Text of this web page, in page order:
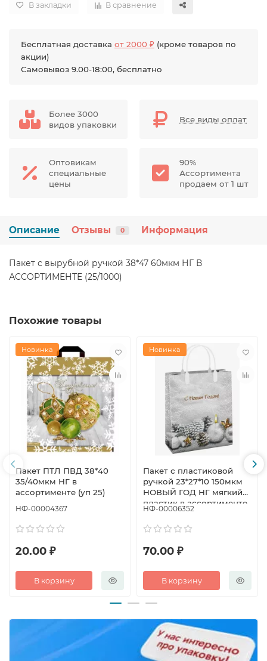
В закладки В сравнение
Бесплатная доставка от 2000 ₽ (кроме товаров по
акции)
Самовывоз 9.00-18:00, бесплатно
Более 3000
видов упаковки
Все виды оплат
Оптовикам
специальные
цены
90%
Ассортимента
продаем от 1 шт
Описание Отзывы 0 Информация
Пакет с вырубной ручкой 38*47 60мкм НГ В
АССОРТИМЕНТЕ (25/1000)
Похожие товары
Новинка
Пакет ПТЛ ПВД 38*40
35/40мкм НГ в
ассортименте (уп 25)
НФ-00004367
20.00 ₽
В корзину
Новинка
Пакет с пластиковой
ручкой 23*27*10 150мкм
НОВЫЙ ГОД НГ мягкий
пластик в ассортименте
НФ-00006352
70.00 ₽
В корзину